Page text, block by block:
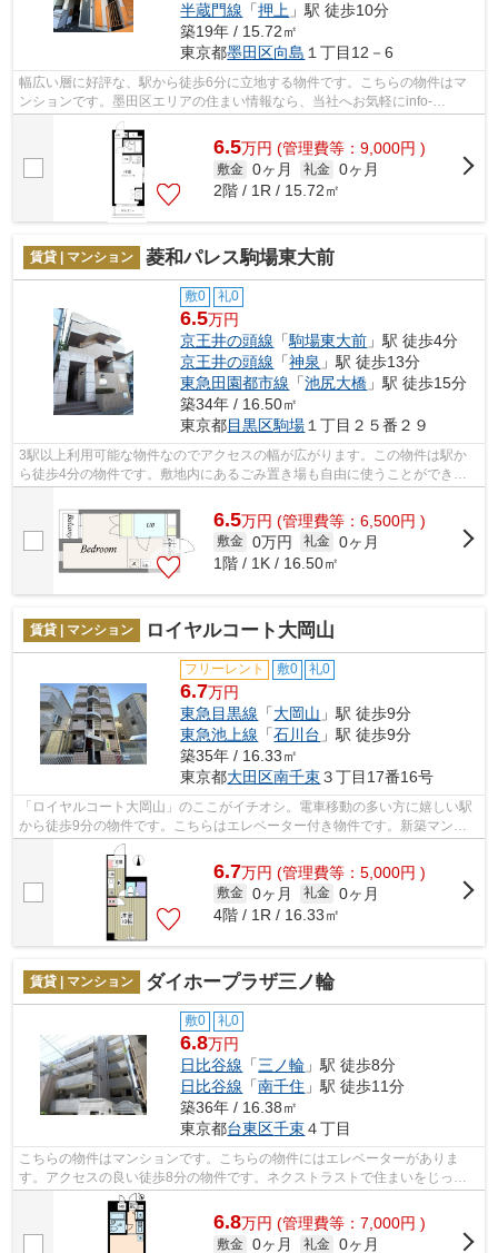
半蔵門線 「押上 」駅 徒歩10分
築19年 / 15.72㎡
東京都墨田区向島 １丁目12－6
幅広い層に好評な、駅から徒歩6分に立地する物件です。こちらの物件はマ
ンションです。墨田区エリアの住まい情報なら、当社へお気軽にinfo-
chintai@nx-trust.comからお問い合わせくだ...
6.5万円 (管理費等：9,000円 )
敷金 0ヶ月 礼金 0ヶ月
2階 / 1R / 15.72㎡
賃貸 | マンション 菱和パレス駒場東大前
敷0 礼0
6.5万円
京王井の頭線 「駒場東大前 」駅 徒歩4分
京王井の頭線 「神泉 」駅 徒歩13分
東急田園都市線 「池尻大橋 」駅 徒歩15分
築34年 / 16.50㎡
東京都目黒区駒場１丁目２５番２９
3駅以上利用可能な物件なのでアクセスの幅が広がります。この物件は駅か
ら徒歩4分の物件です。敷地内にあるごみ置き場も自由に使うことができま
6.5万円 (管理費等：6,500円 )
敷金 0万円 礼金 0ヶ月
1階 / 1K / 16.50㎡
賃貸 | マンション ロイヤルコート大岡山
フリーレント 敷0 礼0
6.7万円
東急目黒線 「大岡山 」駅 徒歩9分
東急池上線 「石川台 」駅 徒歩9分
築35年 / 16.33㎡
東京都大田区南千束３丁目17番16号
「ロイヤルコート大岡山」のここがイチオシ。電車移動の多い方に嬉しい駅
から徒歩9分の物件です。こちらはエレベーター付き物件です。新築マンシ
ョンです。大田区エリアで希望条件に合...
6.7万円 (管理費等：5,000円 )
敷金 0ヶ月 礼金 0ヶ月
4階 / 1R / 16.33㎡
賃貸 | マンション ダイホープラザ三ノ輪
敷0 礼0
6.8万円
日比谷線 「三ノ輪 」駅 徒歩8分
日比谷線 「南千住 」駅 徒歩11分
築36年 / 16.38㎡
東京都台東区千束４丁目
こちらの物件はマンションです。こちらの物件にはエレベーターがありま
す。アクセスの良い徒歩8分の物件です。ネクストラストで住まいをじっく
りお探しになりませんか。納得のいく住ま...
6.8万円 (管理費等：7,000円 )
敷金 0ヶ月 礼金 0ヶ月